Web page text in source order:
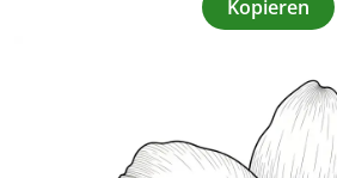
Kopieren